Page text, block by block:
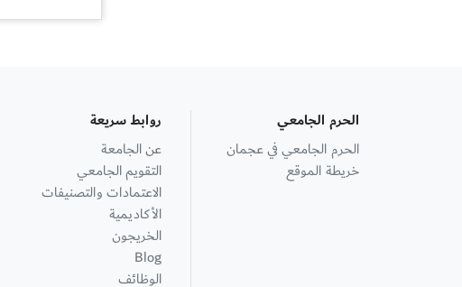
الحرم الجامعي
الحرم الجامعي في عجمان
خريطة الموقع
روابط سريعة
عن الجامعة
التقويم الجامعي
الاعتمادات والتصنيفات
الأكاديمية
الخريجون
Blog
الوظائف